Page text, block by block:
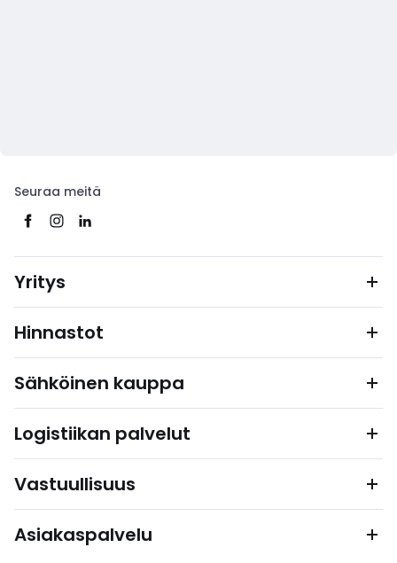
Seuraa meitä
Yritys
Hinnastot
Sähköinen kauppa
Logistiikan palvelut
Vastuullisuus
Asiakaspalvelu